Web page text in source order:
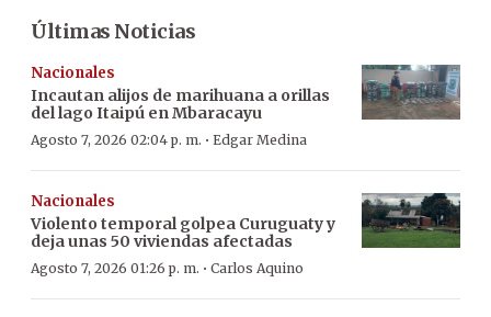
Últimas Noticias
Nacionales
Incautan alijos de marihuana a orillas
del lago Itaipú en Mbaracayu
Agosto 7, 2026 02:04 p. m. · Edgar Medina
Nacionales
Violento temporal golpea Curuguaty y
deja unas 50 viviendas afectadas
Agosto 7, 2026 01:26 p. m. · Carlos Aquino